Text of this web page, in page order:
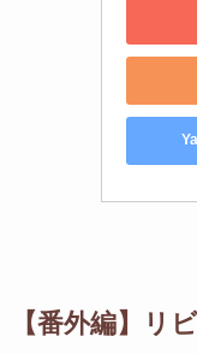
【番外編】リ